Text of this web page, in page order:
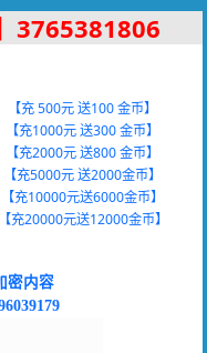
3765381806
【充 500元 送100 金币】
【充1000元 送300 金币】
【充2000元 送800 金币】
【充5000元 送2000金币】
【充10000元送6000金币】
【充20000元送12000金币】
密内容